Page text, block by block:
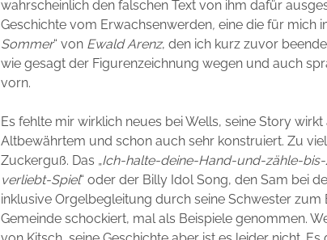
wahrscheinlich den falschen Text von ihm dafür
Geschichte vom Erwachsenwerden,eine die für mich
Sommer“ von Ewald Arenz, den ich kurz zuvor
wie gesagt der Figurenzeichnung wegen und auch
vorn.
Es fehlte mir wirklich neues bei Wells, seine Story
Altbewährtem und schon auch sehr konstruiert. Zu
Zuckerguß. Das „Ich-halte-deine-Hand-und-zähle-
verliebt-Spiel“ oder der Billy Idol Song, den Sam bei
inklusive Orgelbegleitung durch seine Schwester
Gemeinde schockiert, mal als Beispiele genommen.